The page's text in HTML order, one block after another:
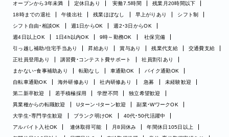
オープンから3年未満
定休日あり 実働7.5時間
残業月20時間以下
18時までの退社
午後出社 残業ほぼなし 早上がりあり
シフト制
シフト自由・相談OK
週1日からOK
週2・3日からOK
週4日以上OK
1日4h以内OK 9時～勤務OK
社保完備
引っ越し補助/住宅手当あり
昇給あり 賞与あり 残業代支給
交通費支給
正社員登用あり
講習費・コンテスト費サポート
社員割引あり
まかない・食事補助あり
転勤なし 車通勤OK
バイク通勤OK
自転車通勤OK
海外研修あり 社内研修あり 急募
未経験歓迎
第二新卒歓迎
若手積極採用 学歴不問
独立希望歓迎
異業種からの転職歓迎
Uターン・Iターン歓迎
副業・WワークOK
大学生・専門学生歓迎
ブランク明けOK
40代・50代活躍中
アルバイト入社OK
連休取得可能 月8回休み
年間休日105日以上